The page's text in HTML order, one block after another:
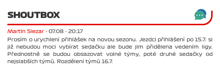
SHOUTBOX
Martin Slezar - 07.08 - 20:17
Prosím o urychlení přihlášek na novou sezonu. Jezdci přihlášení po 15.7. si
již nebudou moci vybírat sedačku ale bude jim přidělena vedením ligy.
Přednostně se budou obsazovat volné týmy, poté druhé sedačky od
nejslabších týmů. Rozdělení týmů 16.7.